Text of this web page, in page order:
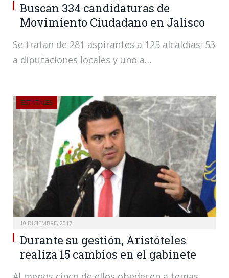
Buscan 334 candidaturas de
Movimiento Ciudadano en Jalisco
Se tratan de 281 aspirantes a 125 alcaldías; 53
a diputaciones locales y uno a…
ESTATALES
10 DICIEMBRE, 2017
Durante su gestión, Aristóteles
realiza 15 cambios en el gabinete